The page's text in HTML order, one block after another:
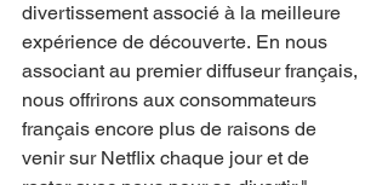
divertissement associé à la meilleure
expérience de découverte. En nous
associant au premier diffuseur français,
nous offrirons aux consommateurs
français encore plus de raisons de
venir sur Netflix chaque jour et de